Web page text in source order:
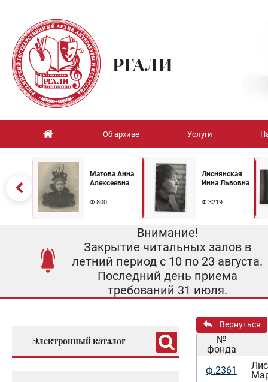
РГАЛИ
Об архиве Услуги
Матова Анна
Алексеевна
Ф.800
Лиснянская
Инна Львовна
Ф.3219
Внимание!
Закрытие читальных залов в
летний период с 10 по 23 августа.
Последний день приема
требований 31 июля.
Электронный каталог
Вернуться
№
фонда
ф.2361